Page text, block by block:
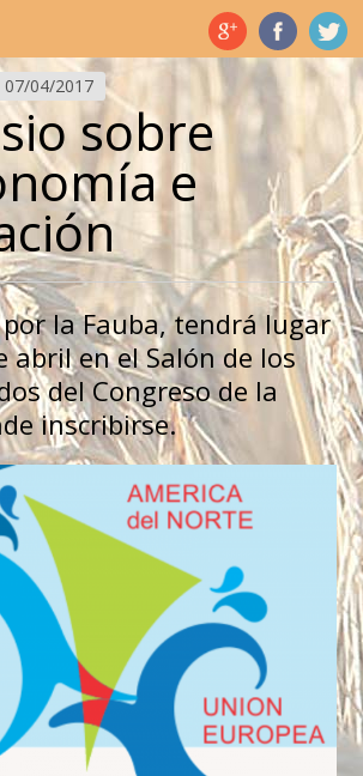
07/04/2017
sobre
e
la Fauba, tendrá lugar
abril en el Salón de los
del Congreso de la
inscribirse.